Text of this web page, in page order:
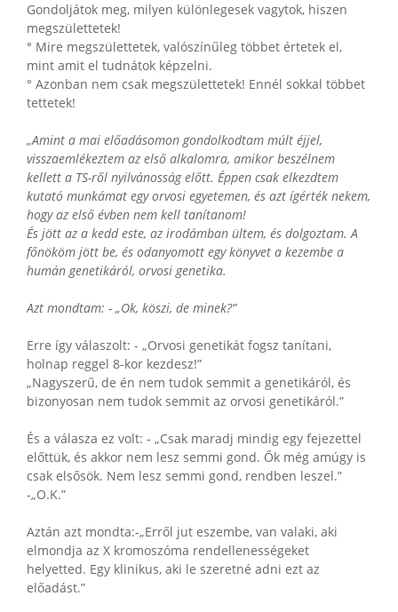
Gondoljátok meg, milyen különlegesek vagytok, hiszen
megszülettetek!
° Mire megszülettetek, valószínűleg többet értetek el,
mint amit el tudnátok képzelni.
° Azonban nem csak megszülettetek! Ennél sokkal többet
tettetek!
„Amint a mai előadásomon gondolkodtam múlt éjjel,
visszaemlékeztem az első alkalomra, amikor beszélnem
kellett a TS-ről nyilvánosság előtt. Éppen csak elkezdtem
kutató munkámat egy orvosi egyetemen, és azt ígérték nekem,
hogy az első évben nem kell tanítanom!
És jött az a kedd este, az irodámban ültem, és dolgoztam. A
főnököm jött be, és odanyomott egy könyvet a kezembe a
humán genetikáról, orvosi genetika.
Azt mondtam: - „Ok, köszi, de minek?”
Erre így válaszolt: - „Orvosi genetikát fogsz tanítani,
holnap reggel 8-kor kezdesz!”
„Nagyszerű, de én nem tudok semmit a genetikáról, és
bizonyosan nem tudok semmit az orvosi genetikáról.”
És a válasza ez volt: - „Csak maradj mindig egy fejezettel
előttük, és akkor nem lesz semmi gond. Ők még amúgy is
csak elsősök. Nem lesz semmi gond, rendben leszel.”
-„O.K.”
Aztán azt mondta:-„Erről jut eszembe, van valaki, aki
elmondja az X kromoszóma rendellenességeket
helyetted. Egy klinikus, aki le szeretné adni ezt az
előadást.”